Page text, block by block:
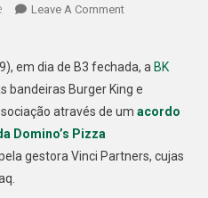
Leave A CommentOn
E
Domino’s
Se
No
em dia de B3 fechada, a BK
bandeiras Burger King e
através de um acordo
Domino’s Pizza
gestora Vinci Partners, cujas